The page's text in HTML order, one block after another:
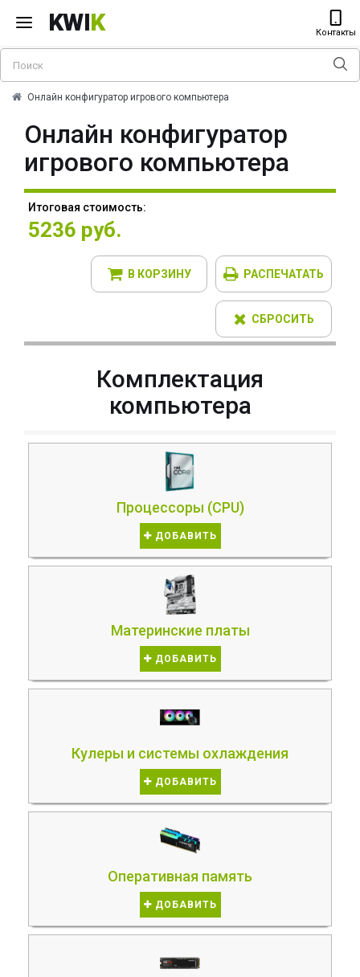
KWIK Контакты
Онлайн конфигуратор игрового компьютера
Онлайн конфигуратор
игрового компьютера
Итоговая стоимость:
5236 руб.
В КОРЗИНУ РАСПЕЧАТАТЬ
СБРОСИТЬ
Комплектация
компьютера
Процессоры (CPU)
ДОБАВИТЬ
Материнские платы
ДОБАВИТЬ
Кулеры и системы охлаждения
ДОБАВИТЬ
Оперативная память
ДОБАВИТЬ